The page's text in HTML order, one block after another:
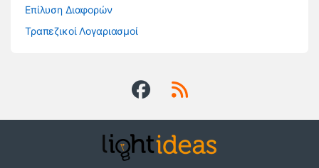
Επίλυση Διαφορών
Τραπεζικοί Λογαριασμοί